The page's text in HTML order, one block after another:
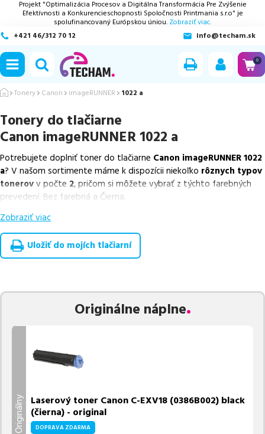
Projekt "Optimalizácia Procesov a Digitálna Transformácia Pre Zvýšenie
Efektívnosti a Konkurencieschopnosti Spoločnosti Printmania s.r.o" je
spolufinancovaný Európskou úniou. Zobraziť viac.
+421 46/312 70 12
info@techam.sk
0
Tonery Canon imageRUNNER 1022 a
Tonery do tlačiarne
Canon imageRUNNER 1022 a
Potrebujete doplniť toner do tlačiarne Canon imageRUNNER 1022
a? V našom sortimente máme k dispozícii niekoľko rôznych typov
tonerovv počte 2, pričom si môžete vybrať z týchto farebných
prevedení: Bez farebná a Čierna.
Z uvedeného množstva dostupných náplní
náplnev počte2ks.
Celá táto certifikovaná ponuka, spĺňajúca normy ISO 9001 a 14001,
Vieme, že pri nákupe zohráva dôležitú úlohu aj dostupnosť. Preto
pravidelne naskladňovať produkty, aby boli ihneď k
dispozícii na odoslanie.
Ak si pri výbere nie ste istí, ktoré riešenie je pre vaše potreby
sme vám pomohli vybrať to najlepšie riešenie.
Zobraziť viac
Uložiť do mojích tlačiarní
Originálne náplne
Originálny Laserový toner Canon C-EXV18 (0386B002) black
(čierna) - original
DOPRAVA ZDARMA